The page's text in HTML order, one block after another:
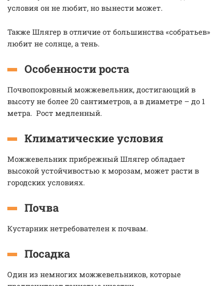
условия он не любит, но вынести может.
Также Шлягер в отличие от большинства «собратьев»
любит не солнце, а тень.
Особенности роста
Почвопокровный можжевельник, достигающий в
высоту не более 20 сантиметров, а в диаметре – до 1
метра. Рост медленный.
Климатические условия
Можжевельник прибрежный Шлягер обладает
высокой устойчивостью к морозам, может расти в
городских условиях.
Почва
Кустарник нетребователен к почвам.
Посадка
Один из немногих можжевельников, которые